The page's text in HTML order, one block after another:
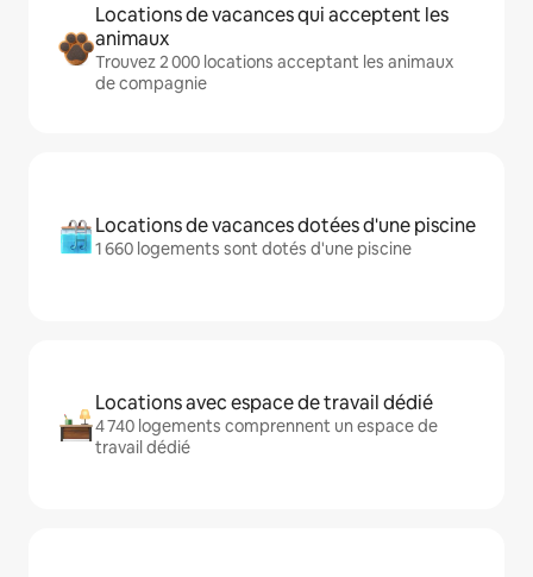
Locations de vacances qui acceptent les
animaux
Trouvez 2 000 locations acceptant les animaux
de compagnie
Locations de vacances dotées d'une piscine
1 660 logements sont dotés d'une piscine
Locations avec espace de travail dédié
4 740 logements comprennent un espace de
travail dédié